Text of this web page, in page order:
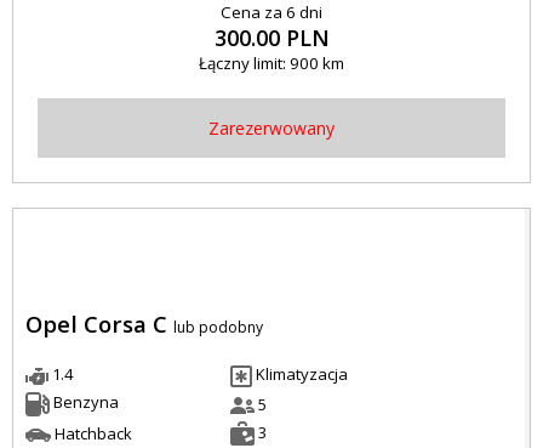
Cena za 6 dni
300.00 PLN
Łączny limit: 900 km
Zarezerwowany
Opel Corsa C lub podobny
1.4
Benzyna
Hatchback
Klimatyzacja
5
3